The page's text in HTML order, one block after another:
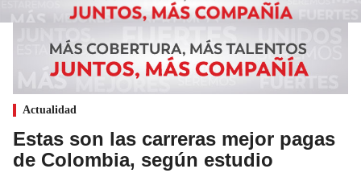
Actualidad
Estas son las carreras mejor pagas
de Colombia, según estudio